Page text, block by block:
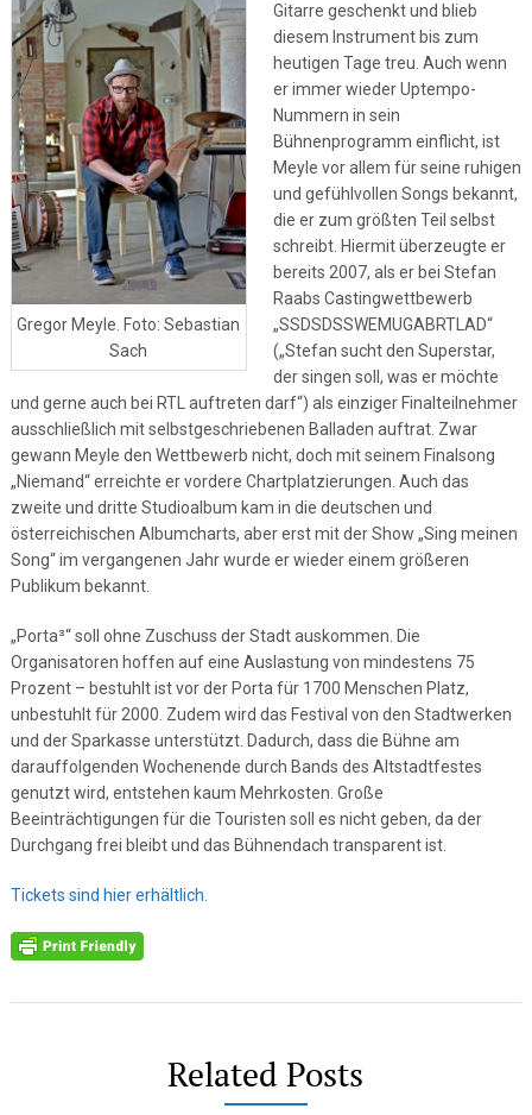
Gregor Meyle. Foto: Sebastian
Sach
Gitarre geschenkt und blieb
diesem Instrument bis zum
heutigen Tage treu. Auch wenn
er immer wieder Uptempo-
Nummern in sein
Bühnenprogramm einflicht, ist
Meyle vor allem für seine ruhigen
und gefühlvollen Songs bekannt,
die er zum größten Teil selbst
schreibt. Hiermit überzeugte er
bereits 2007, als er bei Stefan
Raabs Castingwettbewerb
„SSDSDSSWEMUGABRTLAD“
(„Stefan sucht den Superstar,
der singen soll, was er möchte
und gerne auch bei RTL auftreten darf“) als einziger Finalteilnehmer
ausschließlich mit selbstgeschriebenen Balladen auftrat. Zwar
gewann Meyle den Wettbewerb nicht, doch mit seinem Finalsong
„Niemand“ erreichte er vordere Chartplatzierungen. Auch das
zweite und dritte Studioalbum kam in die deutschen und
österreichischen Albumcharts, aber erst mit der Show „Sing meinen
Song“ im vergangenen Jahr wurde er wieder einem größeren
Publikum bekannt.
„Porta³“ soll ohne Zuschuss der Stadt auskommen. Die
Organisatoren hoffen auf eine Auslastung von mindestens 75
Prozent – bestuhlt ist vor der Porta für 1700 Menschen Platz,
unbestuhlt für 2000. Zudem wird das Festival von den Stadtwerken
und der Sparkasse unterstützt. Dadurch, dass die Bühne am
darauffolgenden Wochenende durch Bands des Altstadtfestes
genutzt wird, entstehen kaum Mehrkosten. Große
Beeinträchtigungen für die Touristen soll es nicht geben, da der
Durchgang frei bleibt und das Bühnendach transparent ist.
Tickets sind hier erhältlich.
Related Posts